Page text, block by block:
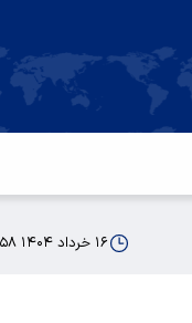
۱۶ خرداد ۱۴۰۴ ۰۹:۵۸